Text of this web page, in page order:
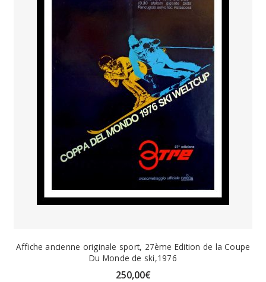
Affiche ancienne originale sport, 27ème Edition de la Coupe
Du Monde de ski,1976
250,00€